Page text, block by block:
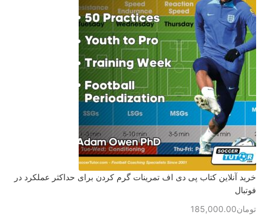
خرید آنلاین کتاب پی دی اف تمرینات گرم کردن برای حداکثر عملکرد در
فوتبال
تومان185,000.00